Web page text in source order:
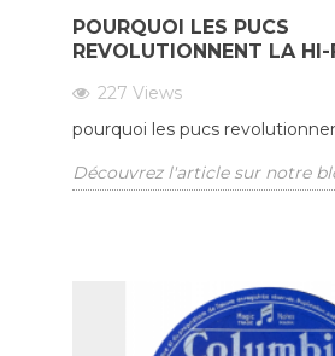
POURQUOI LES PUCS
REVOLUTIONNENT LA HI-
227 Views
pourquoi les pucs
Découvrez l'article sur notre